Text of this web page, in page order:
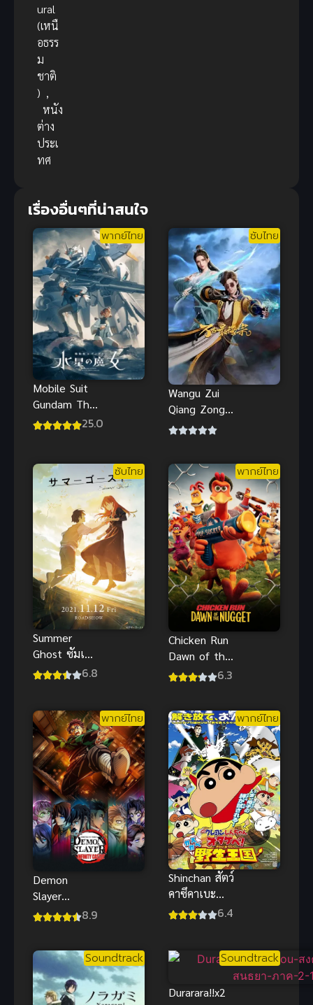
ural
(เหนื
อธรร
ม
ชาติ
) ,
หนัง
ต่าง
ประเ
ทศ
เรื่องอื่นๆที่น่าสนใจ
พากย์ไทย
Mobile Suit
Gundam The
Witch from25.0
ซับไทย
Wangu Zui
Qiang Zong
(All Hail The
แข็งแกร่งที่สุด
ตลอดกาล
ซับไทย
Summer
Ghost ซัมเม
อร์โกสท์ พบ
ไทย
6.8
พากย์ไทย
Chicken Run
Dawn of the
Nugget ชิค6.3
พากย์ไทย
Demon
Slayer
Kimetsu No
(2025) พากย์
ไทย
8.9
พากย์ไทย
Shinchan สัตว์
คาซึคาเบะ
ผจญภัย
ไทยฮาจัดเต็ม
6.4
Soundtrack Soundtrack
Durarara!!x2